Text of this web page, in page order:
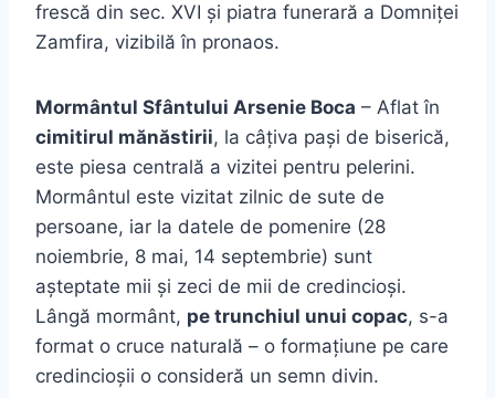
frescă din sec. XVI și piatra funerară a Domniței
Zamfira, vizibilă în pronaos.
Mormântul Sfântului Arsenie Boca – Aflat în
cimitirul mănăstirii, la câțiva pași de biserică,
este piesa centrală a vizitei pentru pelerini.
Mormântul este vizitat zilnic de sute de
persoane, iar la datele de pomenire (28
noiembrie, 8 mai, 14 septembrie) sunt
așteptate mii și zeci de mii de credincioși.
Lângă mormânt, pe trunchiul unui copac, s-a
format o cruce naturală – o formațiune pe care
credincioșii o consideră un semn divin.